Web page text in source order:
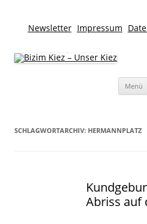
Newsletter Impressum
Bizim Kiez – Unser
Für lebendige Nachbarschaften und
Menü
SCHLAGWORTARCHIV: HERMANNPLATZ
Abriss auf